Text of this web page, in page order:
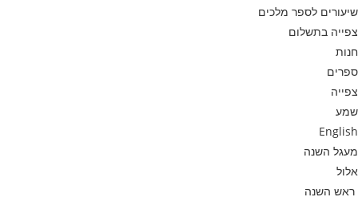
שיעורים לספר מלכים
צפייה בתשלום
חנות
ספרים
צפייה
שמע
English
מעגל השנה
אלול
ראש השנה